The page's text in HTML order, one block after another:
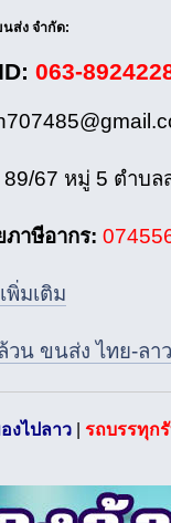
ส่ง จำกัด:
063-
89/67 หมู่ 5 ตำบล
ภาษีอากร:
พิ่มเติม
วน ขนส่ง ไทย-ลาว
งไปลาว| รถบรรทุก